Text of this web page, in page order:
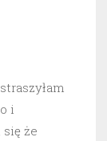
i
się że